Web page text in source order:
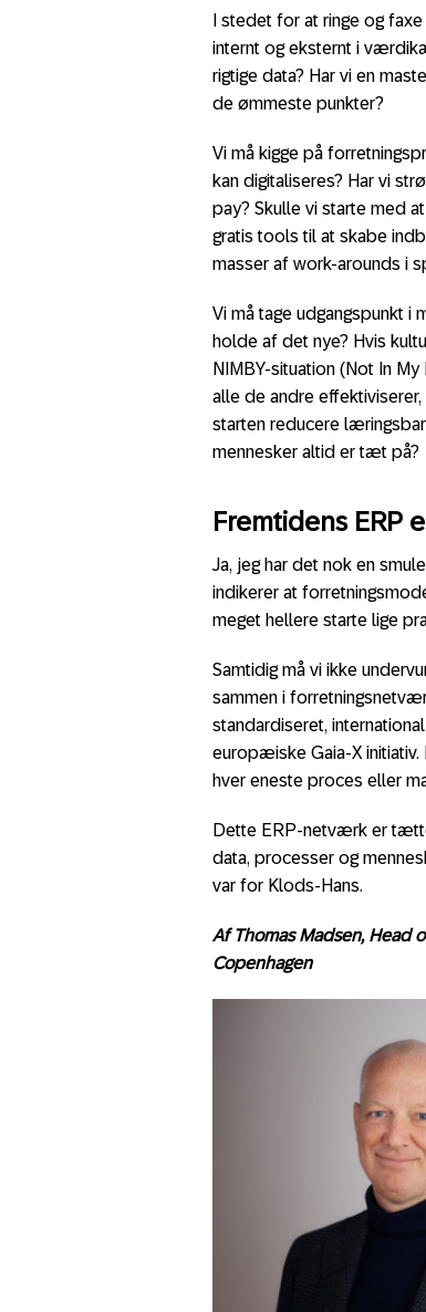
I stedet for at ringe og
internt og eksternt i
rigtige data? Har vi en
de ømmeste punkter?
Vi må kigge på
kan digitaliseres? Har vi
pay? Skulle vi starte med
gratis tools til at skabe
masser af work-arounds i
Vi må tage udgangspunkt i
holde af det nye? Hvis
NIMBY-situation (Not In
alle de andre
starten reducere
mennesker altid er tæt på?
Fremtidens ERP
Ja, jeg har det nok en
indikerer at
meget hellere starte lige
Samtidig må vi ikke
sammen i
standardiseret,
europæiske Gaia-X
hver eneste proces eller
Dette ERP-netværk er
data, processer og
var for Klods-Hans.
Af Thomas Madsen, Head
Copenhagen